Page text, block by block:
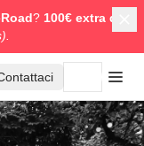
? 100€ extra di